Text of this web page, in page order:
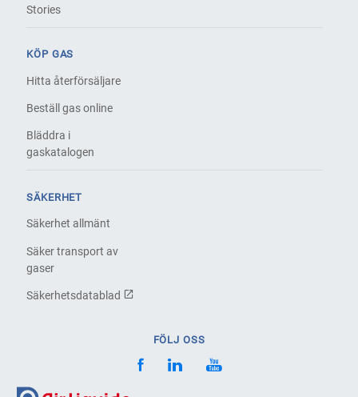
Stories
KÖP GAS
Hitta återförsäljare
Beställ gas online
Bläddra i
gaskatalogen
SÄKERHET
Säkerhet allmänt
Säker transport av
gaser
Säkerhetsdatablad
FÖLJ OSS